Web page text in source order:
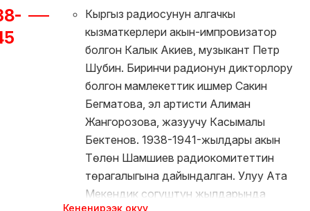
сыяктуу эле үгүт-насаат куралы катары иш
алып барып, идеологиялык жактан
шыктандырган, бирок ошого карабастан
керектүү маалыматтарды алып жүргөн,
өлкөнүн таң калыштуу маданий көп түрдүүлүгүн
угармандарга жеткирген радио болгон.
Мурастарды сактоо улуу Совет елкесу
кулагандан кийин Кыргыз радиосунун
маанилуу жана башкы милдети болуп
калды. Эгемендүүлүктүн 20 жылында Кыргыз
радиосу өнүгүп, өркүндөтүлүп, өзүнүн негизги
Кыргыз радиосунун алгачкы
кызматкерлери акын-импровизатор
болгон Калык Акиев, музыкант Петр
Шубин. Биринчи радионун дикторлору
болгон мамлекеттик ишмер Сакин
Бегматова, эл артисти Алиман
Жангорозова, жазуучу Касымалы
Бектенов. 1938-1941-жылдары акын
Төлөн Шамшиев радиокомитеттин
төрагалыгына дайындалган. Улуу Ата
Мекендик согуштун жылдарында
Кененирээк окуу